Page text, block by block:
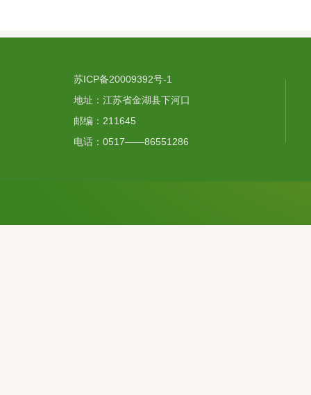
苏ICP备20009392号-1
地址：江苏省金湖县下河口
邮编：211645
电话：0517——86551286